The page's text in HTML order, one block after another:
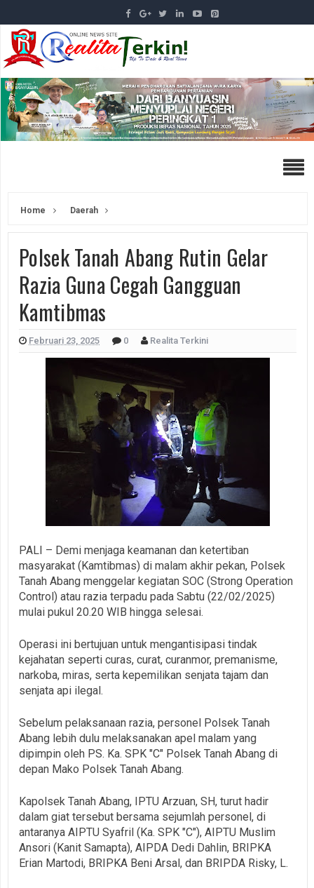
Home Daerah
Polsek Tanah Abang Rutin Gelar
Razia Guna Cegah Gangguan
Kamtibmas
Februari 23, 2025 0 Realita Terkini
PALI – Demi menjaga keamanan dan ketertiban
masyarakat (Kamtibmas) di malam akhir pekan, Polsek
Tanah Abang menggelar kegiatan SOC (Strong Operation
Control) atau razia terpadu pada Sabtu (22/02/2025)
mulai pukul 20.20 WIB hingga selesai.
Operasi ini bertujuan untuk mengantisipasi tindak
kejahatan seperti curas, curat, curanmor, premanisme,
narkoba, miras, serta kepemilikan senjata tajam dan
senjata api ilegal.
Sebelum pelaksanaan razia, personel Polsek Tanah
Abang lebih dulu melaksanakan apel malam yang
dipimpin oleh PS. Ka. SPK "C" Polsek Tanah Abang di
depan Mako Polsek Tanah Abang.
Kapolsek Tanah Abang, IPTU Arzuan, SH, turut hadir
dalam giat tersebut bersama sejumlah personel, di
antaranya AIPTU Syafril (Ka. SPK "C"), AIPTU Muslim
Ansori (Kanit Samapta), AIPDA Dedi Dahlin, BRIPKA
Erian Martodi, BRIPKA Beni Arsal, dan BRIPDA Risky, L.